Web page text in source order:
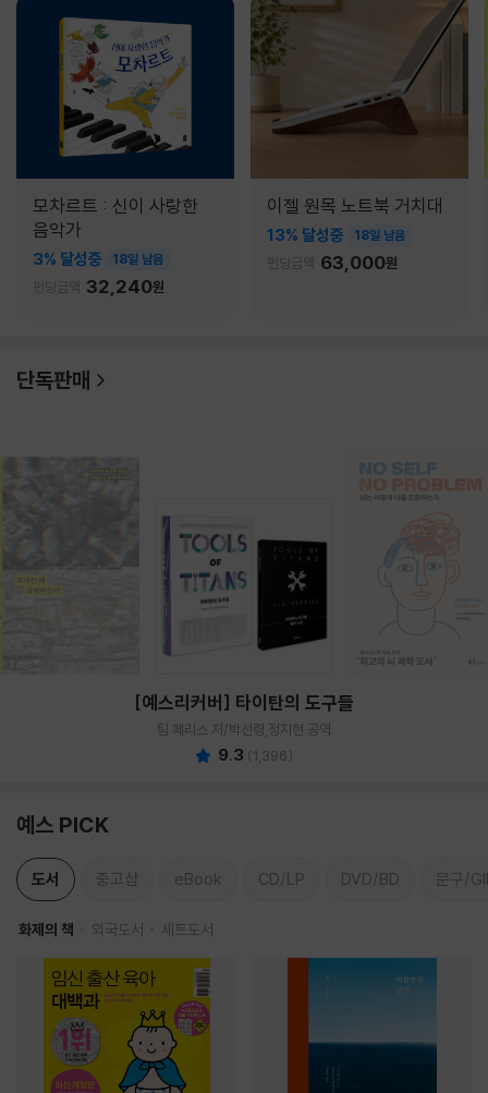
모차르트 : 신이 사랑한
음악가
3% 달성중 18일 남음
펀딩금액 32,240원
이젤 원목 노트북 거치대
13% 달성중 18일 남음
펀딩금액 63,000원
단독판매
[예스리커버] 타이탄의 도구들
팀 페리스 저/박선령,정지현 공역
9.3 (1,396)
예스 PICK
도서 중고샵 eBook CD/LP DVD/BD 문구/
화제의 책 외국도서 세트도서